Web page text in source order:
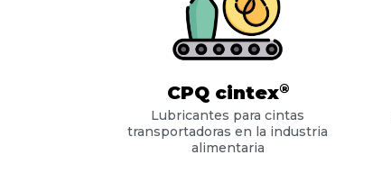
CPQ cintex®
Lubricantes para cintas
transportadoras en la industria
alimentaria